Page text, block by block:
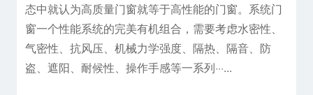
态中就认为高质量门窗就等于高性能的门窗。系统门
窗一个性能系统的完美有机组合，需要考虑水密性、
气密性、抗风压、机械力学强度、隔热、隔音、防
盗、遮阳、耐候性、操作手感等一系列···...